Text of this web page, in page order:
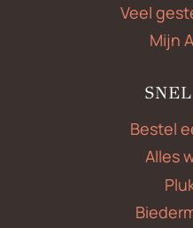
Veel
Mijn
Bestel
Alles